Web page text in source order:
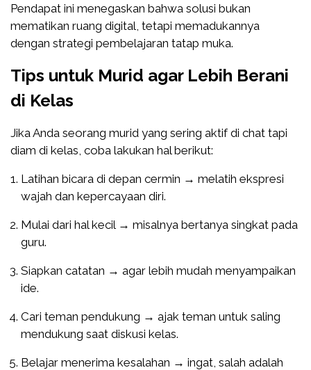
Pendapat ini menegaskan bahwa solusi bukan
mematikan ruang digital, tetapi memadukannya
dengan strategi pembelajaran tatap muka.
Tips untuk Murid agar Lebih Berani
di Kelas
Jika Anda seorang murid yang sering aktif di chat tapi
diam di kelas, coba lakukan hal berikut:
Latihan bicara di depan cermin → melatih ekspresi
wajah dan kepercayaan diri.
Mulai dari hal kecil → misalnya bertanya singkat pada
guru.
Siapkan catatan → agar lebih mudah menyampaikan
ide.
Cari teman pendukung → ajak teman untuk saling
mendukung saat diskusi kelas.
Belajar menerima kesalahan → ingat, salah adalah